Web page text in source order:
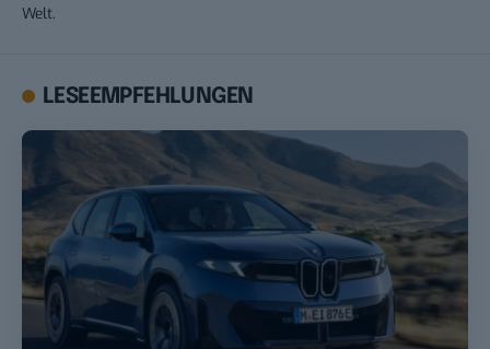
Welt.
LESEEMPFEHLUNGEN